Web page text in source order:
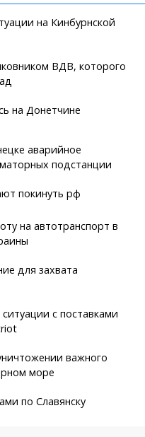
на Кинбурнской
ВДВ, которого
на Донетчине
аварийное
подстанции
покинуть рф
на автотранспорт в
для захвата
с поставками
важного
море
по Славянску